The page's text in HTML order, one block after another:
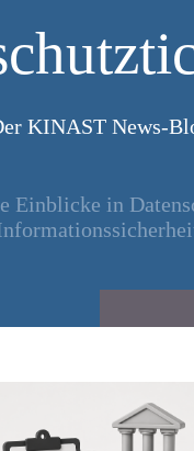
KINAST News-
Einblicke in